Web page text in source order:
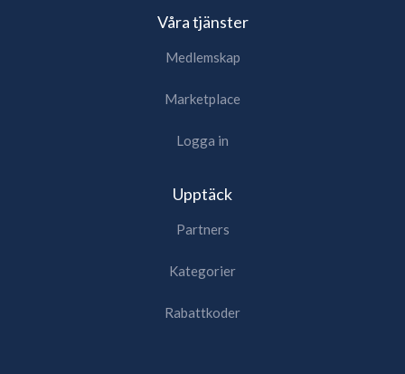
Våra tjänster
Medlemskap
Marketplace
Logga in
Upptäck
Partners
Kategorier
Rabattkoder